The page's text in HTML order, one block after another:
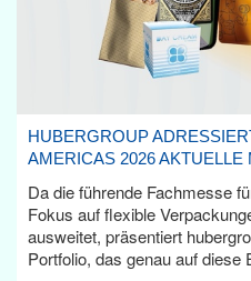
HUBERGROUP
AMERICAS 2026
Da die führende Fachmesse
Fokus auf flexible
ausweitet, präsentiert
Portfolio, das genau auf